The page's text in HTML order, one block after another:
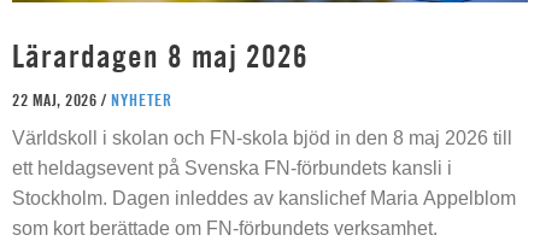
Lärardagen 8 maj 2026
22 MAJ, 2026 / NYHETER
Världskoll i skolan och FN-skola bjöd in den 8 maj 2026 till
ett heldagsevent på Svenska FN-förbundets kansli i
Stockholm. Dagen inleddes av kanslichef Maria Appelblom
som kort berättade om FN-förbundets verksamhet.